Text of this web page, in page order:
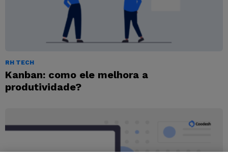
RH TECH
Kanban: como ele melhora a
produtividade?